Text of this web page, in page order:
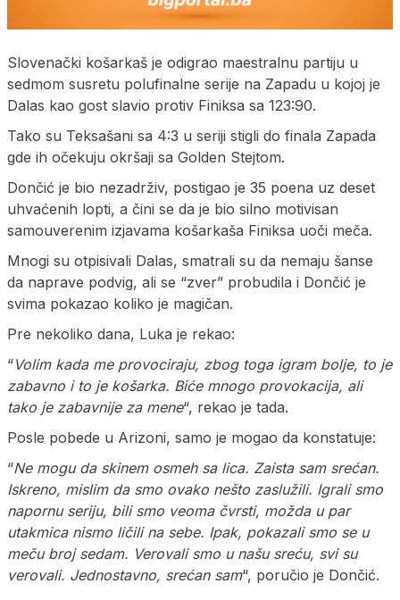
Slovenački košarkaš je odigrao maestralnu partiju u
sedmom susretu polufinalne serije na Zapadu u kojoj je
Dalas kao gost slavio protiv Finiksa sa 123:90.
Tako su Teksašani sa 4:3 u seriji stigli do finala Zapada
gde ih očekuju okršaji sa Golden Stejtom.
Dončić je bio nezadrživ, postigao je 35 poena uz deset
uhvaćenih lopti, a čini se da je bio silno motivisan
samouverenim izjavama košarkaša Finiksa uoči meča.
Mnogi su otpisivali Dalas, smatrali su da nemaju šanse
da naprave podvig, ali se “zver” probudila i Dončić je
svima pokazao koliko je magičan.
Pre nekoliko dana, Luka je rekao:
“Volim kada me provociraju, zbog toga igram bolje, to je
zabavno i to je košarka. Biće mnogo provokacija, ali
tako je zabavnije za mene“, rekao je tada.
Posle pobede u Arizoni, samo je mogao da konstatuje:
“Ne mogu da skinem osmeh sa lica. Zaista sam srećan.
Iskreno, mislim da smo ovako nešto zaslužili. Igrali smo
napornu seriju, bili smo veoma čvrsti, možda u par
utakmica nismo ličili na sebe. Ipak, pokazali smo se u
meču broj sedam. Verovali smo u našu sreću, svi su
verovali. Jednostavno, srećan sam“, poručio je Dončić.